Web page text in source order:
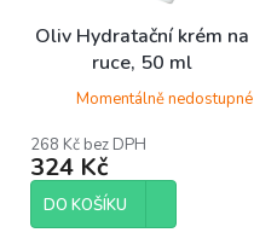
Oliv Hydratační krém na
ruce, 50 ml
Momentálně nedostupné
268 Kč bez DPH
324 Kč
DO KOŠÍKU